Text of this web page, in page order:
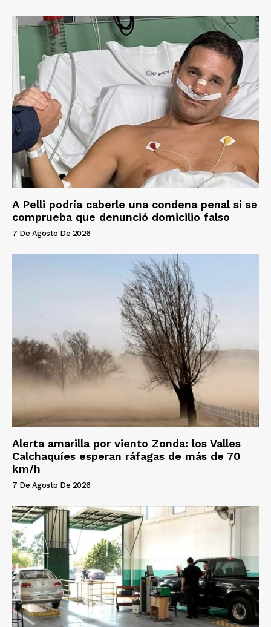
A Pelli podría caberle una condena penal si se
comprueba que denunció domicilio falso
7 De Agosto De 2026
Alerta amarilla por viento Zonda: los Valles
Calchaquíes esperan ráfagas de más de 70
km/h
7 De Agosto De 2026